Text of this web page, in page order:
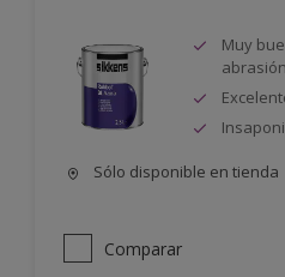
Muy
Sólo disponible en tienda
Comparar